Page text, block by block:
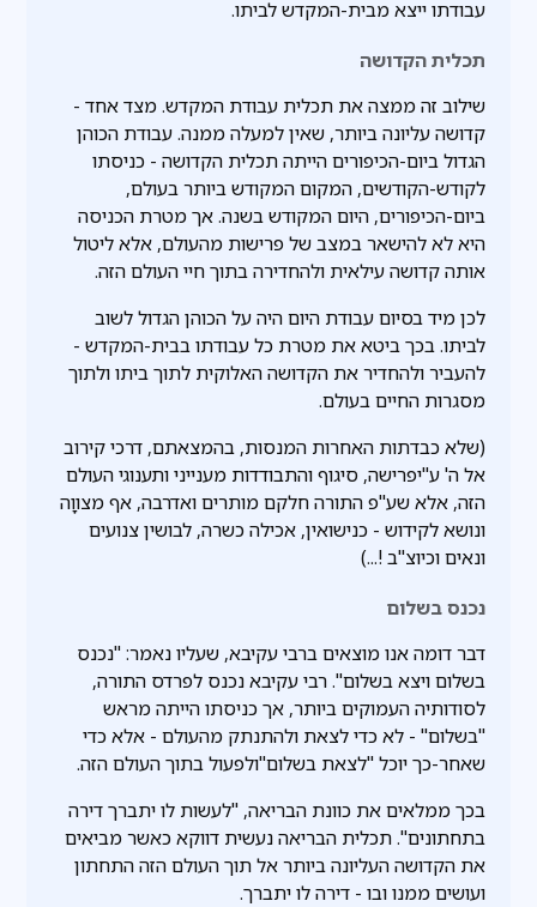
עבודתו ייצא מבית-המקדש לביתו.
תכלית הקדושה
שילוב זה ממצה את תכלית עבודת המקדש. מצד אחד -
קדושה עליונה ביותר, שאין למעלה ממנה. עבודת הכוהן
הגדול ביום-הכיפורים הייתה תכלית הקדושה - כניסתו
לקודש-הקודשים, המקום המקודש ביותר בעולם,
ביום-הכיפורים, היום המקודש בשנה. אך מטרת הכניסה
היא לא להישאר במצב של פרישות מהעולם, אלא ליטול
אותה קדושה עילאית ולהחדירה בתוך חיי העולם הזה.
לכן מיד בסיום עבודת היום היה על הכוהן הגדול לשוב
לביתו. בכך ביטא את מטרת כל עבודתו בבית-המקדש -
להעביר ולהחדיר את הקדושה האלוקית לתוך ביתו ולתוך
מסגרות החיים בעולם.
(שלא כבדתות האחרות המנסות, בהמצאתם, דרכי קירוב
אל ה' ע"יפרישה, סיגוף והתבודדות מענייני ותענוגי העולם
הזה, אלא שע"פ התורה חלקם מותרים ואדרבה, אף מצווָה
ונושא לקידוש - כנישואין, אכילה כשרה, לבושין צנועים
ונאים וכיוצ"ב !...)
נכנס בשלום
דבר דומה אנו מוצאים ברבי עקיבא, שעליו נאמר: "נכנס
בשלום ויצא בשלום". רבי עקיבא נכנס לפרדס התורה,
לסודותיה העמוקים ביותר, אך כניסתו הייתה מראש
"בשלום" - לא כדי לצאת ולהתנתק מהעולם - אלא כדי
שאחר-כך יוכל "לצאת בשלום"ולפעול בתוך העולם הזה.
בכך ממלאים את כוונת הבריאה, "לעשות לו יתברך דירה
בתחתונים". תכלית הבריאה נעשית דווקא כאשר מביאים
את הקדושה העליונה ביותר אל תוך העולם הזה התחתון
ועושים ממנו ובו - דירה לו יתברך.